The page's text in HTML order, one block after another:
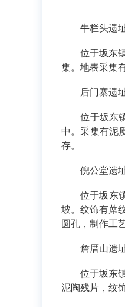
牛栏头遗
位于坂东镇
集。地表采集
后门寨遗
位于坂东镇
中。采集有泥
存。
倪公堂遗
位于坂东镇
坡。纹饰有蓆
圆孔，制作工
詹厝山遗
位于坂东镇
泥陶残片，纹